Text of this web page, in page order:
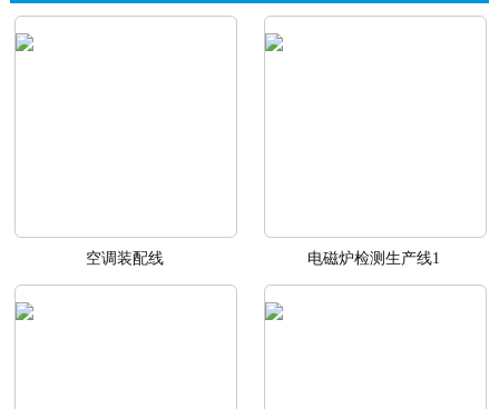
空调装配线 电磁炉检测生产线1